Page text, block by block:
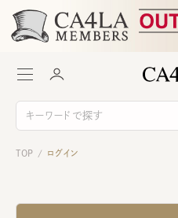
TOP / ログイン